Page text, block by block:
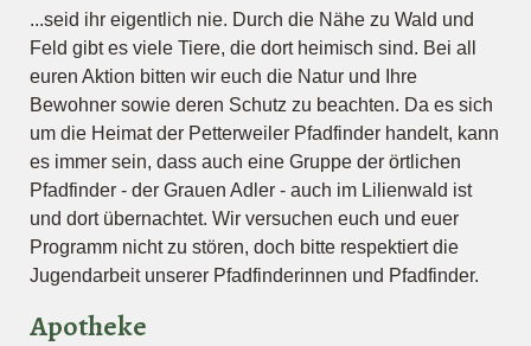
...seid ihr eigentlich nie. Durch die Nähe zu Wald und
Feld gibt es viele Tiere, die dort heimisch sind. Bei all
euren Aktion bitten wir euch die Natur und Ihre
Bewohner sowie deren Schutz zu beachten. Da es sich
um die Heimat der Petterweiler Pfadfinder handelt, kann
es immer sein, dass auch eine Gruppe der örtlichen
Pfadfinder - der Grauen Adler - auch im Lilienwald ist
und dort übernachtet. Wir versuchen euch und euer
Programm nicht zu stören, doch bitte respektiert die
Jugendarbeit unserer Pfadfinderinnen und Pfadfinder.
Apotheke